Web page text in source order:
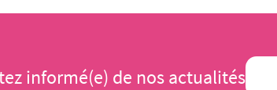
informé(e) de nos actualités